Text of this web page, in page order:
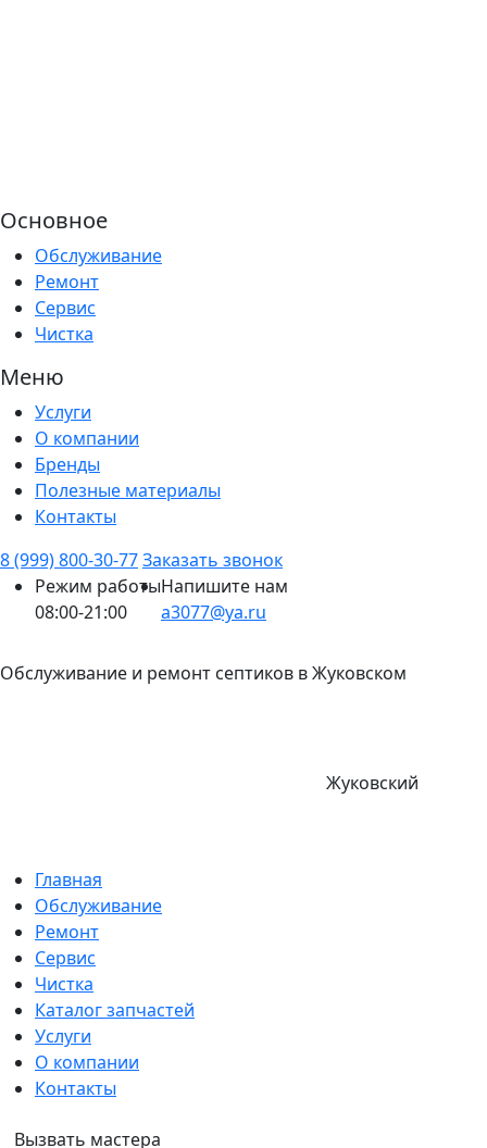
Основное
Обслуживание
Ремонт
Сервис
Чистка
Меню
Услуги
О компании
Бренды
Полезные материалы
Контакты
8 (999) 800-30-77Заказать звонок
Режим работы
08:00-21:00
Напишите нам
a3077@ya.ru
Обслуживание и ремонт септиков в Жуковском
Жуковский
Главная
Обслуживание
Ремонт
Сервис
Чистка
Каталог запчастей
Услуги
О компании
Контакты
Вызвать мастера